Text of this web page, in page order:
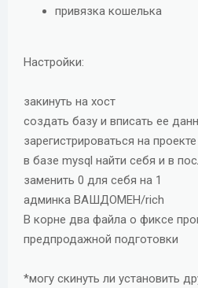
привязка кошелька
Настройки:
закинуть на хост
создать базу и вписать ее
зарегистрироваться на проекте
в базе mysql найти себя и в
заменить 0 для себя на 1
админка ВАШДОМЕН/rich
В корне два файла о фиксе
предпродажной подготовки
*могу скинуть ли установить